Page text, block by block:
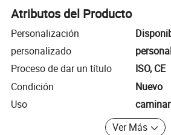
Atributos del Producto
Personalización
personalizado
Proceso de dar un título
ISO, CE
Condición
Nuevo
Uso
caminar
Ver Más